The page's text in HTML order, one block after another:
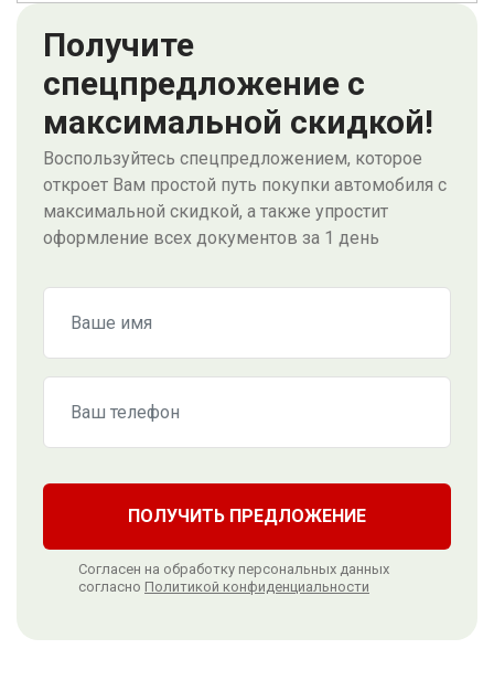
Получите
спецпредложение с
максимальной скидкой!
Воспользуйтесь спецпредложением, которое
откроет Вам простой путь покупки автомобиля с
максимальной скидкой, а также упростит
оформление всех документов за 1 день
ПОЛУЧИТЬ ПРЕДЛОЖЕНИЕ
Согласен на обработку персональных данных
согласно Политикой конфиденциальности